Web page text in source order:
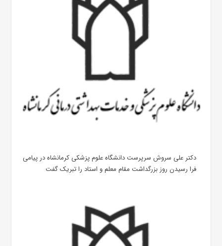
دکتر علی سروش سرپرست دانشگاه علوم پزشکی کرمانشاه در پیامی
فرا رسیدن روز بزرگداشت مقام معلم و استاد را تبریک گفت